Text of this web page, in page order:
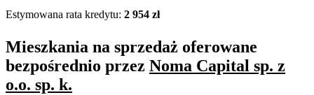
Estymowana rata kredytu: 2 954 zł
Mieszkania na sprzedaż oferowane
bezpośrednio przez Noma Capital sp. z
o.o. sp. k.